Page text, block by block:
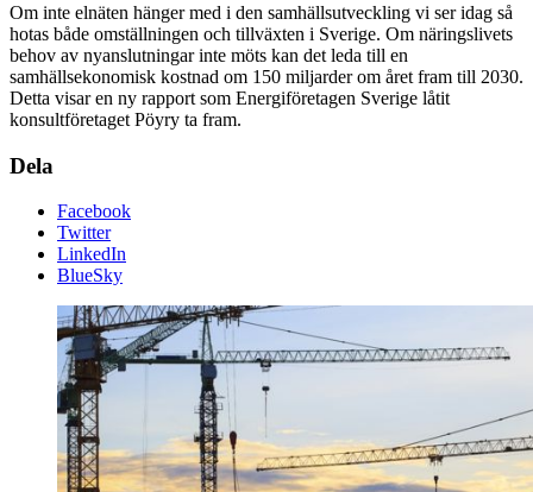
Om inte elnäten hänger med i den samhällsutveckling vi ser idag så
hotas både omställningen och tillväxten i Sverige. Om näringslivets
behov av nyanslutningar inte möts kan det leda till en
samhällsekonomisk kostnad om 150 miljarder om året fram till 2030.
Detta visar en ny rapport som Energiföretagen Sverige låtit
konsultföretaget Pöyry ta fram.
Dela
Facebook
Twitter
LinkedIn
BlueSky